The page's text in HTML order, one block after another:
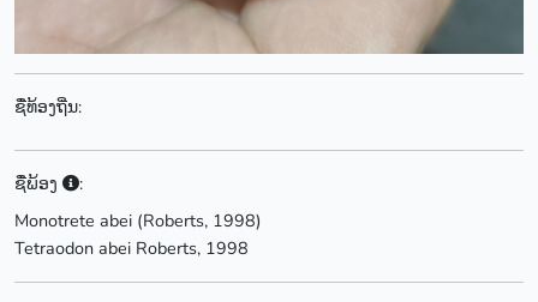
ຊື່ທ້ອງຖີ່ນ:
ຊື່ພ້ອງ
:
Monotrete abei (Roberts, 1998)
Tetraodon abei Roberts, 1998